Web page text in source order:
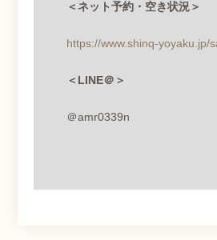
＜ネット予約・空き状況＞
https://www.shinq-yoyaku.jp/
＜ LINE＠＞
＠amr0339n